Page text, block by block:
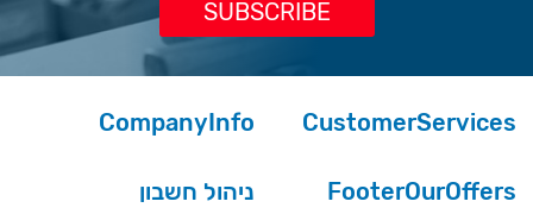
CompanyInfo CustomerServices
ניהול חשבון FooterOurOffers